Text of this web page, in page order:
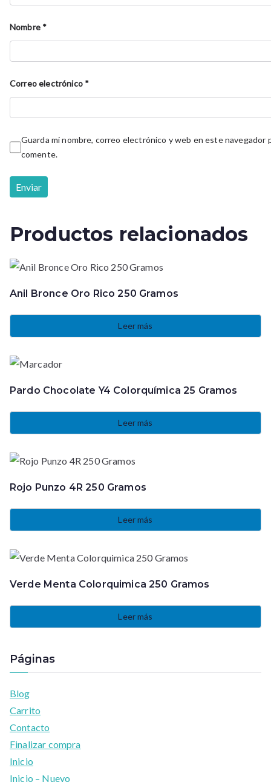
Nombre *
Correo electrónico *
Guarda mi nombre, correo electrónico y web en este navegador
comente.
Productos relacionados
Anil Bronce Oro Rico 250 Gramos
Leer más
Pardo Chocolate Y4 Colorquímica 25 Gramos
Leer más
Rojo Punzo 4R 250 Gramos
Leer más
Verde Menta Colorquimica 250 Gramos
Leer más
Páginas
Blog
Carrito
Contacto
Finalizar compra
Inicio
Inicio – Nuevo